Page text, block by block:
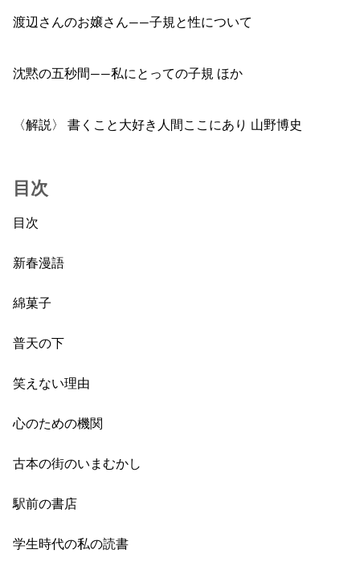
渡辺さんのお嬢さん――子規と性について
沈黙の五秒間――私にとっての子規 ほか
〈解説〉 書くこと大好き人間ここにあり 山野博史
目次
目次
新春漫語
綿菓子
普天の下
笑えない理由
心のための機関
古本の街のいまむかし
駅前の書店
学生時代の私の読書